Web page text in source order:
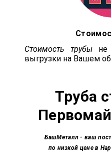
Стоимость трубыне
выгрузки на Вашем
Труба
БашМеталл - ваш
по низкой цене в